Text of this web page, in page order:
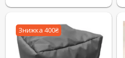
Знижка 400₴